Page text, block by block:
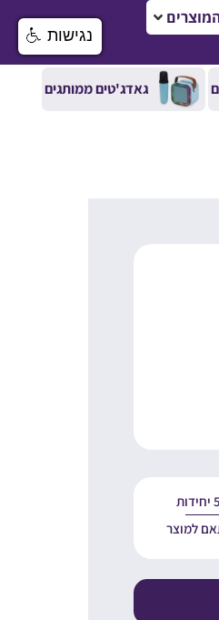
גאדג'טים ממותגים
למוצר
נגישות